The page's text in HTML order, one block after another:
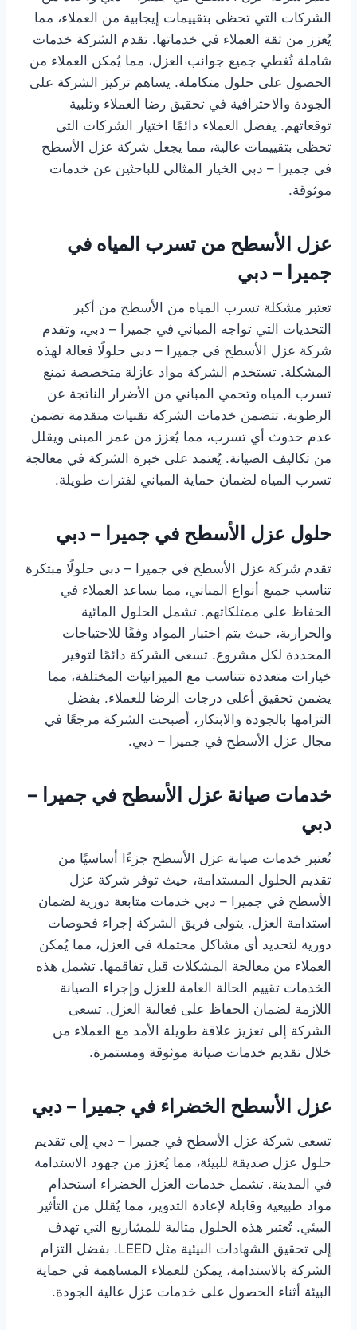
الشركات التي تحظى بتقييمات إيجابية من العملاء، مما
يُعزز من ثقة العملاء في خدماتها. تقدم الشركة خدمات
شاملة تُغطي جميع جوانب العزل، مما يُمكن العملاء من
الحصول على حلول متكاملة. يساهم تركيز الشركة على
الجودة والاحترافية في تحقيق رضا العملاء وتلبية
توقعاتهم. يفضل العملاء دائمًا اختيار الشركات التي
تحظى بتقييمات عالية، مما يجعل شركة عزل الأسطح
في جميرا – دبي الخيار المثالي للباحثين عن خدمات
موثوقة.
عزل الأسطح من تسرب المياه في
جميرا – دبي
تعتبر مشكلة تسرب المياه من الأسطح من أكبر
التحديات التي تواجه المباني في جميرا – دبي، وتقدم
شركة عزل الأسطح في جميرا – دبي حلولًا فعالة لهذه
المشكلة. تستخدم الشركة مواد عازلة متخصصة تمنع
تسرب المياه وتحمي المباني من الأضرار الناتجة عن
الرطوبة. تتضمن خدمات الشركة تقنيات متقدمة تضمن
عدم حدوث أي تسرب، مما يُعزز من عمر المبنى ويقلل
من تكاليف الصيانة. يُعتمد على خبرة الشركة في معالجة
تسرب المياه لضمان حماية المباني لفترات طويلة.
حلول عزل الأسطح في جميرا – دبي
تقدم شركة عزل الأسطح في جميرا – دبي حلولًا مبتكرة
تناسب جميع أنواع المباني، مما يساعد العملاء في
الحفاظ على ممتلكاتهم. تشمل الحلول المائية
والحرارية، حيث يتم اختيار المواد وفقًا للاحتياجات
المحددة لكل مشروع. تسعى الشركة دائمًا لتوفير
خيارات متعددة تتناسب مع الميزانيات المختلفة، مما
يضمن تحقيق أعلى درجات الرضا للعملاء. بفضل
التزامها بالجودة والابتكار، أصبحت الشركة مرجعًا في
مجال عزل الأسطح في جميرا – دبي.
خدمات صيانة عزل الأسطح في جميرا –
دبي
تُعتبر خدمات صيانة عزل الأسطح جزءًا أساسيًا من
تقديم الحلول المستدامة، حيث توفر شركة عزل
الأسطح في جميرا – دبي خدمات متابعة دورية لضمان
استدامة العزل. يتولى فريق الشركة إجراء فحوصات
دورية لتحديد أي مشاكل محتملة في العزل، مما يُمكن
العملاء من معالجة المشكلات قبل تفاقمها. تشمل هذه
الخدمات تقييم الحالة العامة للعزل وإجراء الصيانة
اللازمة لضمان الحفاظ على فعالية العزل. تسعى
الشركة إلى تعزيز علاقة طويلة الأمد مع العملاء من
خلال تقديم خدمات صيانة موثوقة ومستمرة.
عزل الأسطح الخضراء في جميرا – دبي
تسعى شركة عزل الأسطح في جميرا – دبي إلى تقديم
حلول عزل صديقة للبيئة، مما يُعزز من جهود الاستدامة
في المدينة. تشمل خدمات العزل الخضراء استخدام
مواد طبيعية وقابلة لإعادة التدوير، مما يُقلل من التأثير
البيئي. تُعتبر هذه الحلول مثالية للمشاريع التي تهدف
إلى تحقيق الشهادات البيئية مثل LEED. بفضل التزام
الشركة بالاستدامة، يمكن للعملاء المساهمة في حماية
البيئة أثناء الحصول على خدمات عزل عالية الجودة.